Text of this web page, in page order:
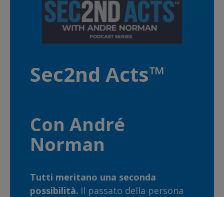
Sec2nd Acts™
Con André
Norman
Tutti meritano una seconda
possibilità. Il passato della persona